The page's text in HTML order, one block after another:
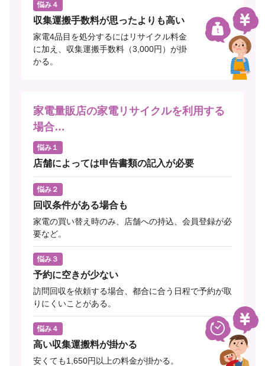
悩み４
収集運搬手数料が思ったよりも高い
家電4品目を処分するにはリサイクル料金
に加え、収集運搬手数料（3,000円）が掛
かる。
家電量販店の家電リサイクルを利用する
場合…
悩み１
店舗によっては申告書類の記入が必要
悩み２
回収条件がある場合も
家電の買い替え時のみ、店舗への持込、会員登録が必
要など。
悩み３
予約に空きが少ない
訪問回収を依頼する場合、都合に合う日程で予約が取
りにくいことがある。
悩み４
高い収集運搬料が掛かる
安くても1,650円以上の料金が掛かる。